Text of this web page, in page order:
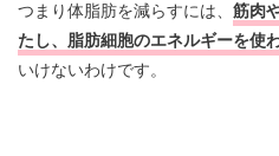
つまり体脂肪を減らすには、 筋肉
たし、脂肪細胞のエネルギーを使
いけないわけです。